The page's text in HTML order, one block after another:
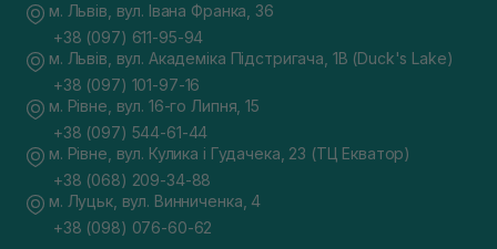
м. Львів, вул. Івана Франка, 36
+38 (097) 611-95-94
м. Львів, вул. Академіка Підстригача, 1В (Duck's Lake)
+38 (097) 101-97-16
м. Рівне, вул. 16-го Липня, 15
+38 (097) 544-61-44
м. Рівне, вул. Кулика і Гудачека, 23 (ТЦ Екватор)
+38 (068) 209-34-88
м. Луцьк, вул. Винниченка, 4
+38 (098) 076-60-62